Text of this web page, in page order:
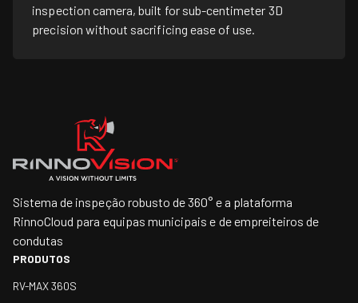
inspection camera, built for sub-centimeter 3D
precision without sacrificing ease of use.
Sistema de inspeção robusto de 360° e a plataforma
RinnoCloud para equipas municipais e de empreiteiros de
condutas
PRODUTOS
RV-MAX 360S